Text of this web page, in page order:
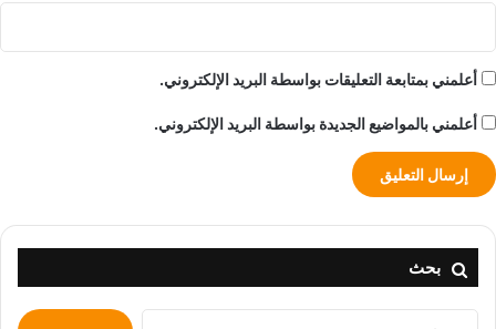
أعلمني بمتابعة التعليقات بواسطة البريد الإلكتروني.
أعلمني بالمواضيع الجديدة بواسطة البريد الإلكتروني.
بحث
البحث